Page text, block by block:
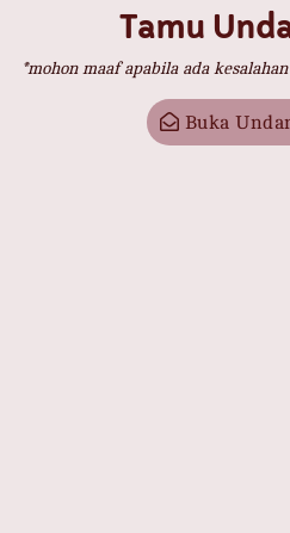
KAMIS, 11 JULI 2024
Tamu
*mohon maaf apabila ada
Buka